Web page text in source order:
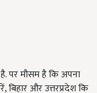
पर मौसम है कि अपना
और उत्तरप्रदेश कि